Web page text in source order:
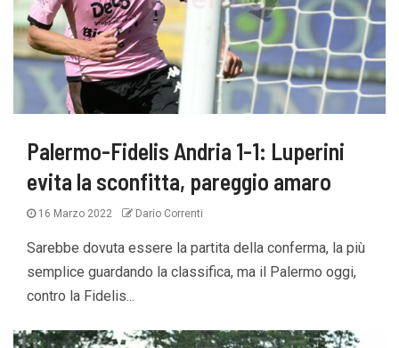
Palermo-Fidelis Andria 1-1: Luperini
evita la sconfitta, pareggio amaro
16 Marzo 2022 Dario Correnti
Sarebbe dovuta essere la partita della conferma, la più
semplice guardando la classifica, ma il Palermo oggi,
contro la Fidelis...